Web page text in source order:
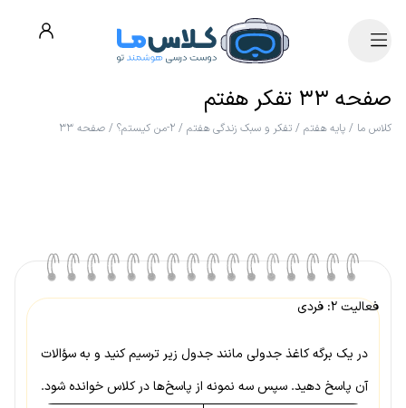
صفحه ۳۳ تفکر هفتم
کلاس ما / پایه هفتم / تفکر و سبک زندگی هفتم / ۲-من کیستم؟ / صفحه ۳۳
فعالیت ۲: فردی
در یک برگه کاغذ جدولی مانند جدول زیر ترسیم کنید و به سؤالات
آن پاسخ دهید. سپس سه نمونه از پاسخ‌ها در کلاس خوانده شود.